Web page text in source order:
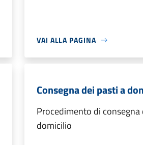
VAI ALLA PAGINA
Consegna dei pasti a
Procedimento di consegna
domicilio